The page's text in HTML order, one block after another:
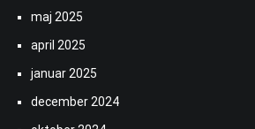
maj 2025
april 2025
januar 2025
december 2024